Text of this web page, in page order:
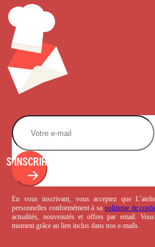
S'INSCRIRE
En vous inscrivant, vous acceptez que
personnelles conformément à sa politique de
actualités, nouveautés et offres par email.
moment grâce au lien inclus dans nos e-mails.